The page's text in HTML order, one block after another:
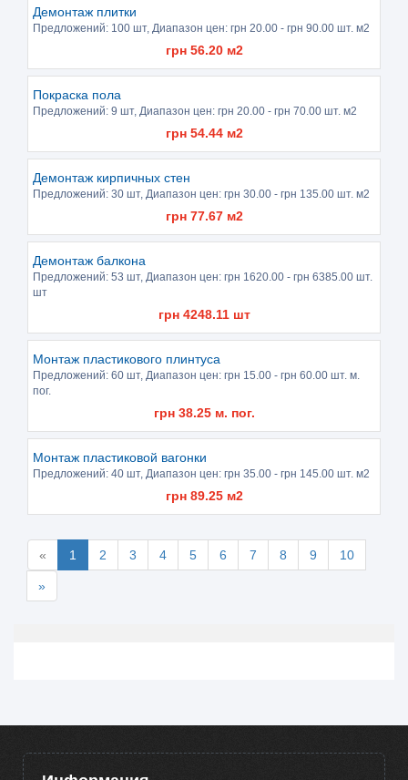
Демонтаж плитки
Предложений: 100 шт, Диапазон цен: грн 20.00 - грн 90.00 шт. м2
грн 56.20м2
Покраска пола
Предложений: 9 шт, Диапазон цен: грн 20.00 - грн 70.00 шт. м2
грн 54.44м2
Демонтаж кирпичных стен
Предложений: 30 шт, Диапазон цен: грн 30.00 - грн 135.00 шт. м2
грн 77.67м2
Демонтаж балкона
Предложений: 53 шт, Диапазон цен: грн 1620.00 - грн 6385.00 шт.
шт
грн 4248.11шт
Монтаж пластикового плинтуса
Предложений: 60 шт, Диапазон цен: грн 15.00 - грн 60.00 шт. м.
пог.
грн 38.25м. пог.
Монтаж пластиковой вагонки
Предложений: 40 шт, Диапазон цен: грн 35.00 - грн 145.00 шт. м2
грн 89.25м2
« 1 2 3 4 5 6 7 8 9 10
»